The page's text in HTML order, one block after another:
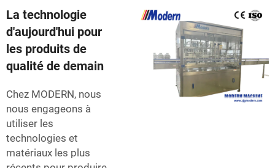
La technologie
d'aujourd'hui pour
les produits de
qualité de demain
Chez MODERN, nous
nous engageons à
utiliser les
technologies et
matériaux les plus